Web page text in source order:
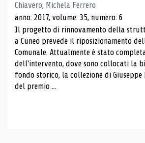
Chiavero, Michela Ferrero
anno: 2017, volume: 35, numero: 6
Il progetto di rinnovamento della
a Cuneo prevede il riposizionamento
Comunale. Attualmente è stato
dell'intervento, dove sono collocati la
fondo storico, la collezione di
del premio ...